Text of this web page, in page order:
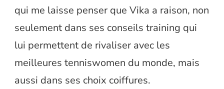
qui me laisse penser que Vika a raison, non
seulement dans ses conseils training qui
lui permettent de rivaliser avec les
meilleures tenniswomen du monde, mais
aussi dans ses choix coiffures.